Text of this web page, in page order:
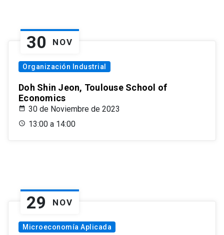
30 NOV
Organización Industrial
Doh Shin Jeon, Toulouse School of
Economics
30 de Noviembre de 2023
13:00 a 14:00
29 NOV
Microeconomía Aplicada